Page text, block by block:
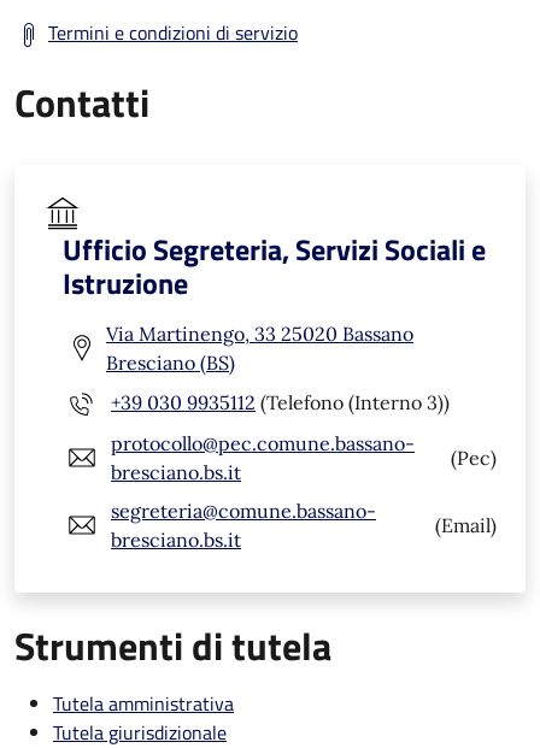
Termini e condizioni di servizio
Contatti
Ufficio Segreteria, Servizi Sociali e
Istruzione
Via Martinengo, 33 25020 Bassano
Bresciano (BS)
+39 030 9935112 (Telefono (Interno 3))
protocollo@pec.comune.bassano-
bresciano.bs.it
(Pec)
segreteria@comune.bassano-
bresciano.bs.it
(Email)
Strumenti di tutela
Tutela amministrativa
Tutela giurisdizionale